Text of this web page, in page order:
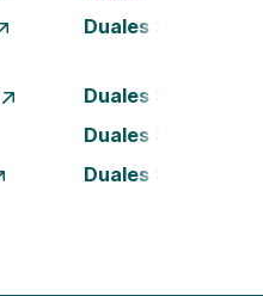
Duales Studium
Duales Studium
Duales Studium
Duales Studium